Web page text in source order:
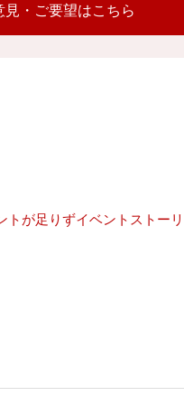
見・ご要望はこちら
が足りずイベントストー